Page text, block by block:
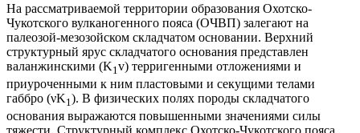
На рассматриваемой территории образования Охотско-
Чукотского вулканогенного пояса (ОЧВП) залегают на
палеозой-мезозойском складчатом основании. Верхний
структурный ярус складчатого основания представлен
валанжинскими (K1v) терригенными отложениями и
приуроченными к ним пластовыми и секущими телами
габбро (νK1). В физических полях породы складчатого
основания выражаются повышенными значениями силы